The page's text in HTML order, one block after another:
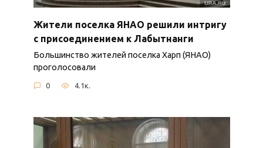
Жители поселка ЯНАО решили интригу
с присоединением к Лабытнанги
Большинство жителей поселка Харп (ЯНАО)
проголосовали
0 4.1к.